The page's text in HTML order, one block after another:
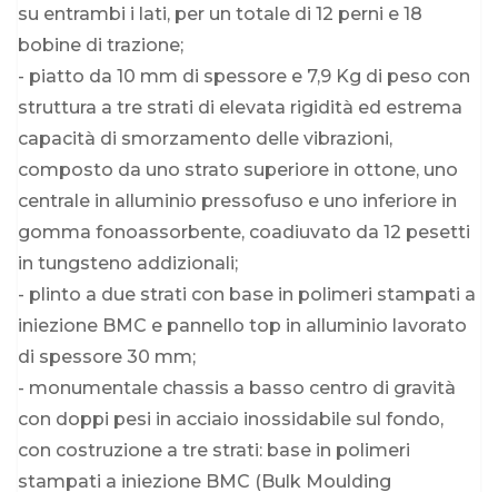
su entrambi i lati, per un totale di 12 perni e 18
bobine di trazione;
- piatto da 10 mm di spessore e 7,9 Kg di peso con
struttura a tre strati di elevata rigidità ed estrema
capacità di smorzamento delle vibrazioni,
composto da uno strato superiore in ottone, uno
centrale in alluminio pressofuso e uno inferiore in
gomma fonoassorbente, coadiuvato da 12 pesetti
in tungsteno addizionali;
- plinto a due strati con base in polimeri stampati a
iniezione BMC e pannello top in alluminio lavorato
di spessore 30 mm;
- monumentale chassis a basso centro di gravità
con doppi pesi in acciaio inossidabile sul fondo,
con costruzione a tre strati: base in polimeri
stampati a iniezione BMC (Bulk Moulding